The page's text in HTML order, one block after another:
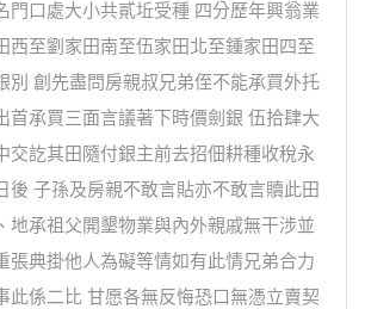
門口處大小共貳坵受種 四分歷年興翁業
西至劉家田南至伍家田北至鍾家田四至
別 創先盡問房親叔兄弟侄不能承買外托
首承買三面言議著下時價劍銀 伍拾肆大
交訖其田隨付銀主前去招佃耕種收稅永
後 子孫及房親不敢言貼亦不敢言贖此田
地承祖父開墾物業與內外親戚無干涉並
張典掛他人為礙等情如有此情兄弟合力
此係二比 甘愿各無反悔恐口無憑立賣契